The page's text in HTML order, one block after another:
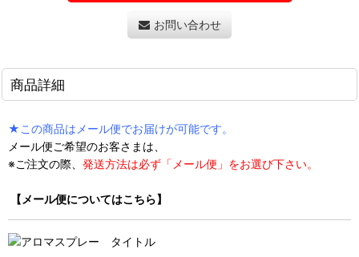
お問い合わせ
商品詳細
★この商品はメール便でお届けが可能です。
メール便ご希望のお客さまは、
※ご注文の際、 発送方法は必ず「メール便」をお選び下さい。
【メール便についてはこちら】